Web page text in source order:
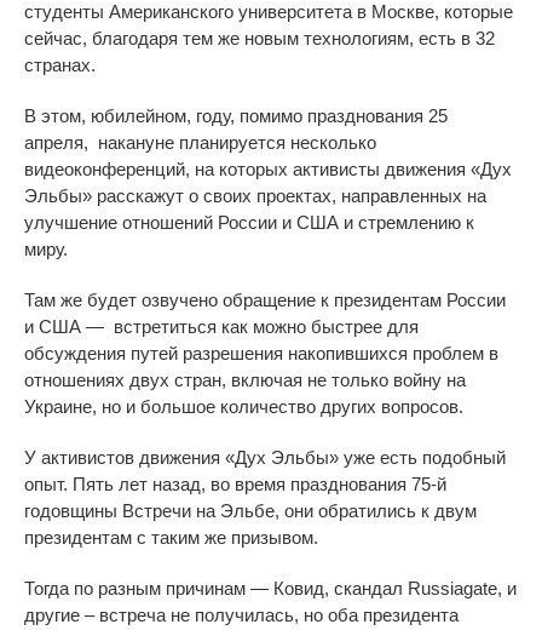
студенты Американского университета в Москве, которые
сейчас, благодаря тем же новым технологиям, есть в 32
странах.
В этом, юбилейном, году, помимо празднования 25
апреля, накануне планируется несколько
видеоконференций, на которых активисты движения «Дух
Эльбы» расскажут о своих проектах, направленных на
улучшение отношений России и США и стремлению к
миру.
Там же будет озвучено обращение к президентам России
и США — встретиться как можно быстрее для
обсуждения путей разрешения накопившихся проблем в
отношениях двух стран, включая не только войну на
Украине, но и большое количество других вопросов.
У активистов движения «Дух Эльбы» уже есть подобный
опыт. Пять лет назад, во время празднования 75-й
годовщины Встречи на Эльбе, они обратились к двум
президентам с таким же призывом.
Тогда по разным причинам — Ковид, скандал Russiagate, и
другие – встреча не получилась, но оба президента